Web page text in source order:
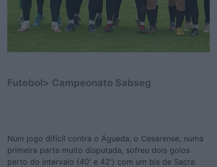
Futebol> Campeonato Sabseg
Num jogo difícil contra o Águeda, o Cesarense, numa
primeira parte muito disputada, sofreu dois golos
perto do intervalo (40' e 42') com um bis de Sacra.